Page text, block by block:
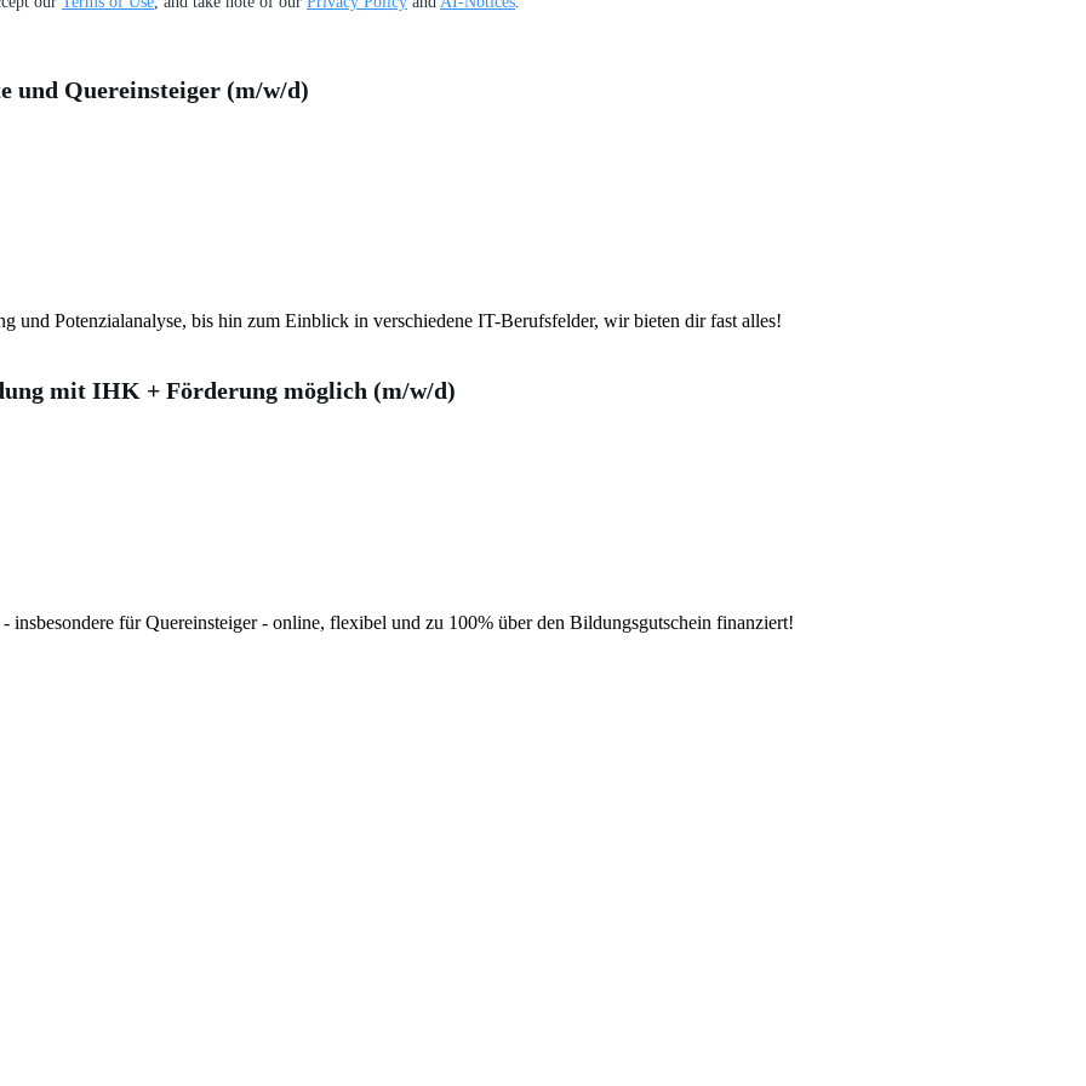
und Quereinsteiger (m/w/d)
und Potenzialanalyse, bis hin zum Einblick in verschiedene IT-Berufsfelder, wir bieten dir fast alles!
mit IHK + Förderung möglich (m/w/d)
für Quereinsteiger - online, flexibel und zu 100% über den Bildungsgutschein finanziert!